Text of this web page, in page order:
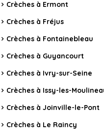
Crèches à Ermont
Crèches à Fréjus
Crèches à Fontainebleau
Crèches à Guyancourt
Crèches à Ivry-sur-Seine
Crèches à Issy-les-
Crèches à Joinville-le-Pont
Crèches à Le Raincy